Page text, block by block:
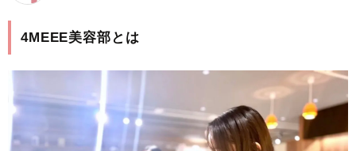
4MEEE美容部とは